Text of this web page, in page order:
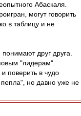
Абаскаля.
могут говорить
в таблицу и не
друг друга.
"лидерам".
поверить в чудо
но давно уже не